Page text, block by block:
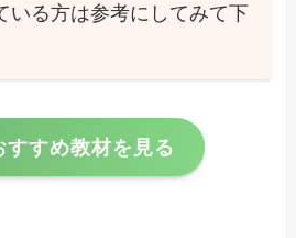
いる方は参考にしてみて下
すすめ教材を見る